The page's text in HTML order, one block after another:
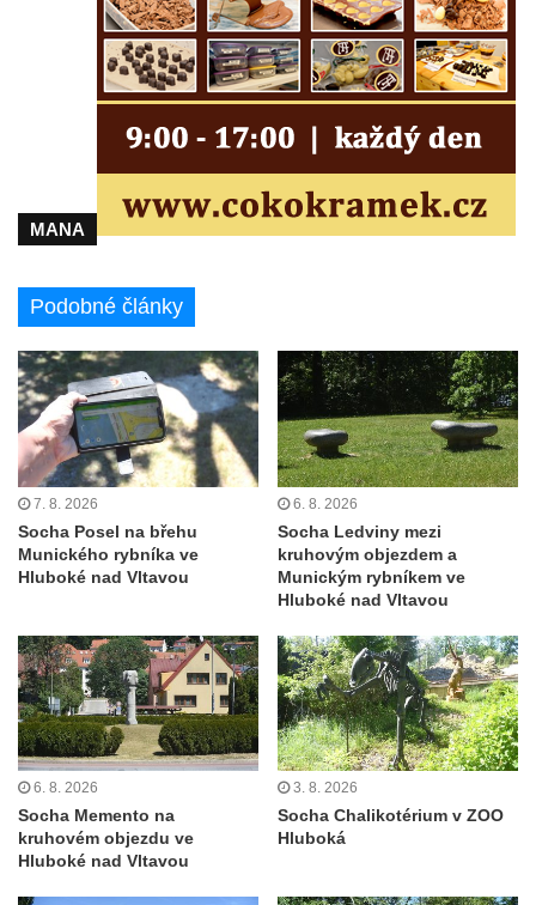
Pamětní deska Vojtěcha Kocmicha na
domě čp. 37 v ulici Betlém v Římově
Pomník na paměť zrušení roboty v Plavu
Socha svatého Jana Nepomuckého v
Pamětní deska Johanna Nepomuka
Pamětní deska Johanna Neumanna
severně od Tokáně
Obrázek svatého Huberta na buku svatého
Huberta
Obrázek svatého Jakuba na skále u cesty
východně od Srbské Kamenice
Busta Jana Amose Komenského na domě
čp. 37 v Račicích
Socha Medvídě v Tierpark Chemnitz
Sochy Ležící žena v Tierpark Chemnitz
Sochy Ptáci v Tierpark Chemnitz
Socha Skupina jeřábů v Tierpark Chemnitz
Socha Panter v ZOO Leipzig
Socha Dívka s mušlí v ZOO Leipzig
MANA
Podobné články
7. 8. 2026
Socha Posel na břehu
Munického rybníka ve
Hluboké nad Vltavou
6. 8. 2026
Socha Ledviny mezi
kruhovým objezdem a
Munickým rybníkem ve
Hluboké nad Vltavou
6. 8. 2026
Socha Memento na
kruhovém objezdu ve
Hluboké nad Vltavou
3. 8. 2026
Socha Chalikotérium v ZOO
Hluboká